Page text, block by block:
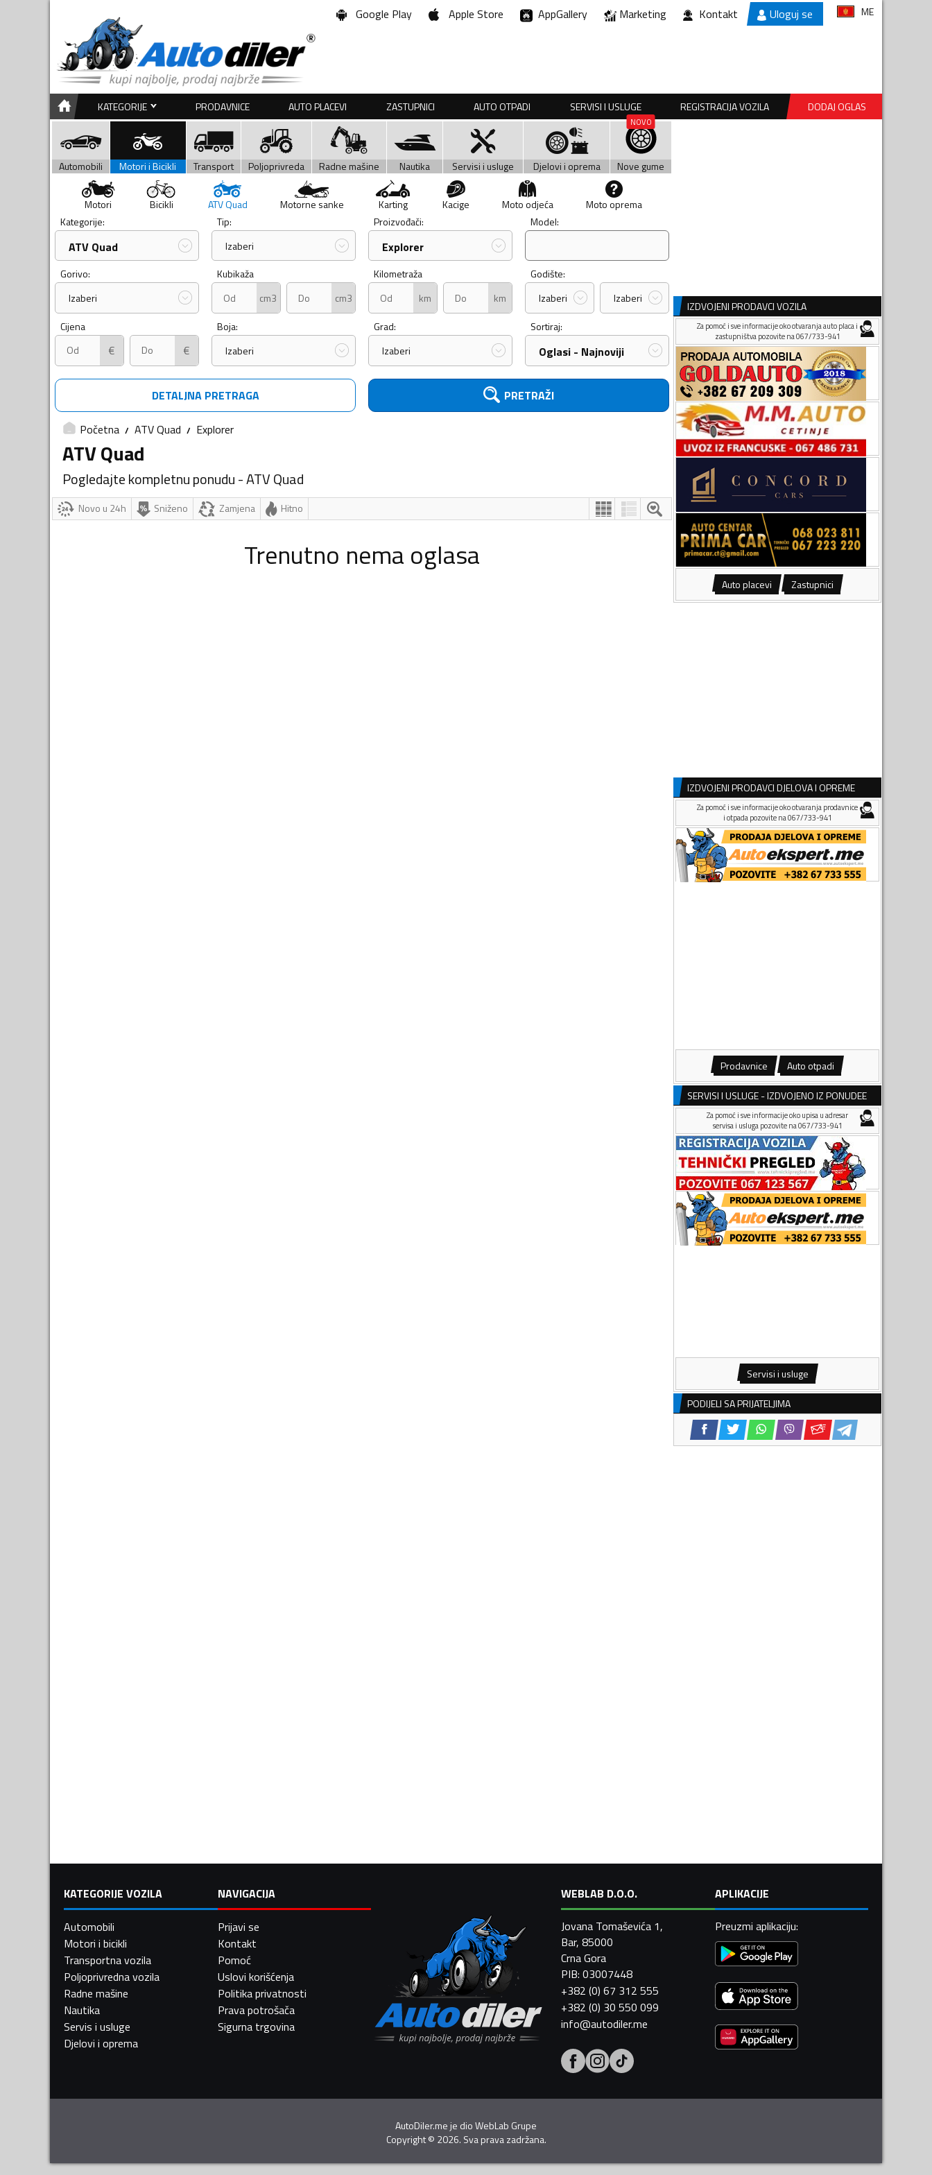
Google Play Apple Store AppGallery Marketing Kontakt Uloguj se ME
KATEGORIJE PRODAVNICE AUTO PLACEVI ZASTUPNICI AUTO OTPADI SERVISI I USLUGE REGISTRACIJA VOZILA DODAJ OGLAS
Automobili Motori i Bicikli Transport Poljoprivreda Radne mašine Nautika Servisi i usluge Djelovi i oprema Nove gume
Motori Bicikli ATV Quad Motorne sanke Karting Kacige Moto odjeća
Moto oprema
Kategorije:
ATV Quad
Tip:
Izaberi
Proizvođači:
Explorer
Model:
Gorivo:
Izaberi
Kubikaža
cm3
cm3
Kilometraža
km
km
Godište:
Izaberi
Izaberi
Cijena
€ €
Boja:
Izaberi
Grad:
Izaberi
Sortiraj:
Oglasi - Najnoviji
DETALJNA PRETRAGA PRETRAŽI
Početna ATV Quad Explorer
ATV Quad
Pogledajte kompletnu ponudu - ATV Quad
Novo u 24h Sniženo Zamjena Hitno
Trenutno nema oglasa
IZDVOJENI PRODAVCI VOZILA
Za pomoć i sve informacije oko otvaranja auto placa i
zastupništva pozovite na 067/733-941
Auto placevi Zastupnici
IZDVOJENI PRODAVCI DJELOVA I OPREME
Za pomoć i sve informacije oko otvaranja prodavnice
i otpada pozovite na 067/733-941
Prodavnice Auto otpadi
SERVISI I USLUGE - IZDVOJENO IZ PONUDEE
Za pomoć i sve informacije oko upisa u adresar
servisa i usluga pozovite na 067/733-941
Servisi i usluge
PODIJELI SA PRIJATELJIMA
KATEGORIJE VOZILA
Automobili
Motori i bicikli
Transportna vozila
Poljoprivredna vozila
Radne mašine
Nautika
Servis i usluge
Djelovi i oprema
NAVIGACIJA
Prijavi se
Kontakt
Pomoć
Uslovi korišćenja
Politika privatnosti
Prava potrošača
Sigurna trgovina
WEBLAB D.O.O.
Jovana Tomaševića 1,
Bar, 85000
Crna Gora
PIB: 03007448
+382 (0) 67 312 555
+382 (0) 30 550 099
info@autodiler.me
APLIKACIJE
Preuzmi aplikaciju:
AutoDiler.me je dioWebLab Grupe
Copyright© 2026. Sva prava zadržana.